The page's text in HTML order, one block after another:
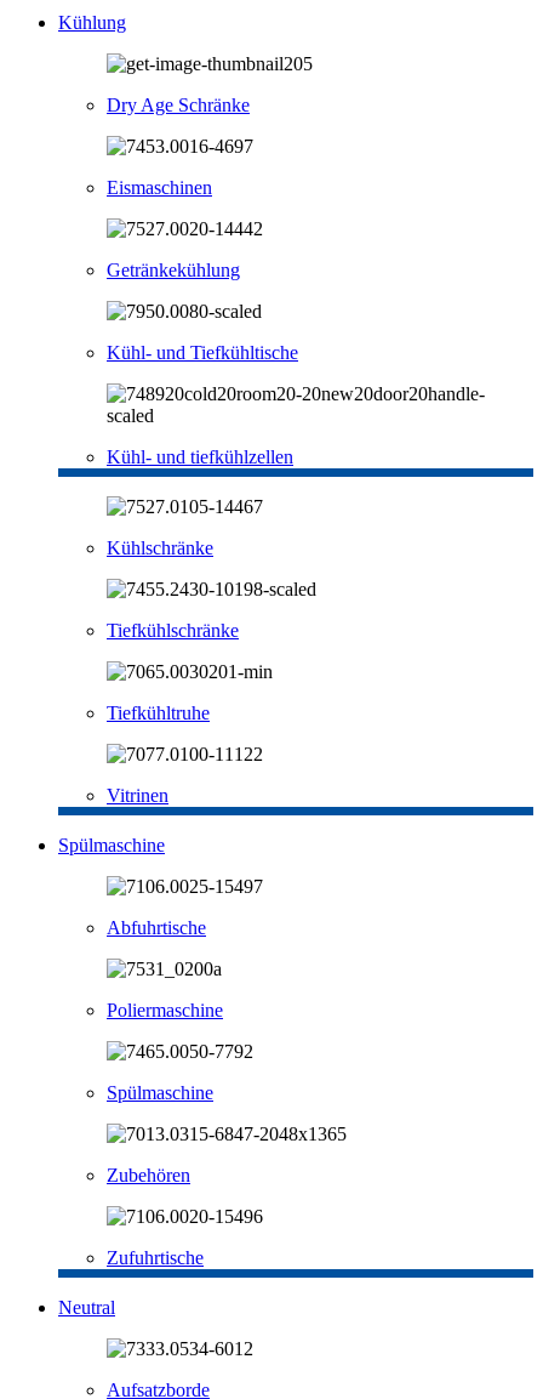
Kühlung
Dry Age Schränke
Eismaschinen
Getränkekühlung
Kühl- und Tiefkühltische
Kühl- und tiefkühlzellen
Kühlschränke
Tiefkühlschränke
Tiefkühltruhe
Vitrinen
Spülmaschine
Abfuhrtische
Poliermaschine
Spülmaschine
Zubehören
Zufuhrtische
Neutral
Aufsatzborde